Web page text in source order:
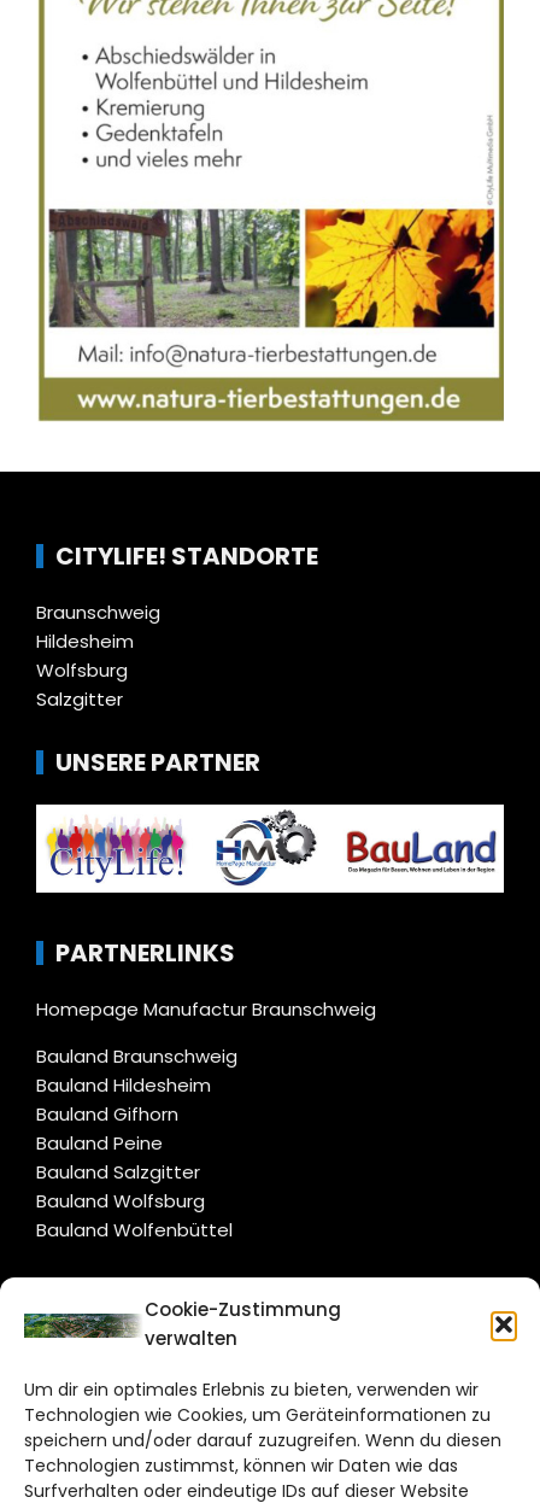
Cookie-Zustimmung
verwalten
Um dir ein optimales Erlebnis zu bieten, verwenden wir
Technologien wie Cookies, um Geräteinformationen zu
speichern und/oder darauf zuzugreifen. Wenn du diesen
Technologien zustimmst, können wir Daten wie das
Surfverhalten oder eindeutige IDs auf dieser Website
CITYLIFE! STANDORTE
Braunschweig
Hildesheim
Wolfsburg
Salzgitter
UNSERE PARTNER
PARTNERLINKS
Homepage Manufactur Braunschweig
Bauland Braunschweig
Bauland Hildesheim
Bauland Gifhorn
Bauland Peine
Bauland Salzgitter
Bauland Wolfsburg
Bauland Wolfenbüttel
CITYLIFE!
Bruchtorwall 12
38100 Braunschweig
Telefon: 0531 387220 – 65